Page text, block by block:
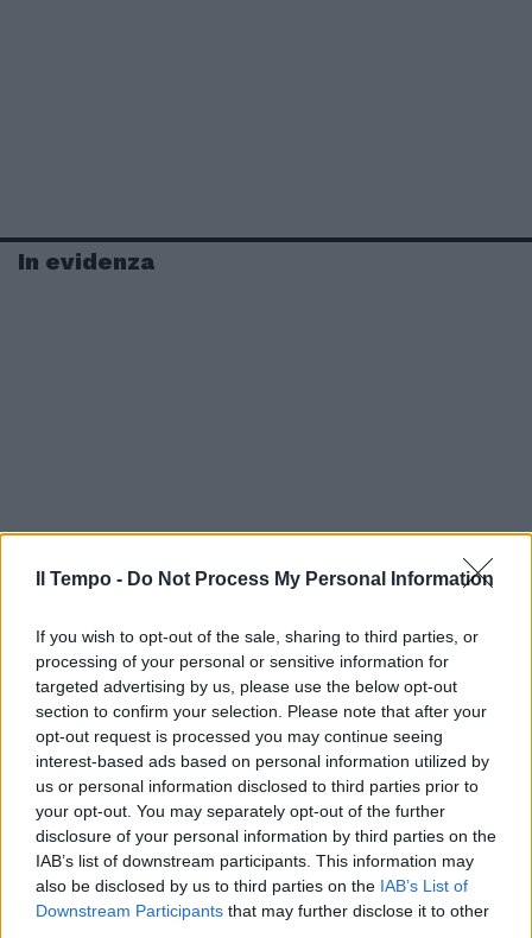
Il Tempo - Do Not Process My Personal Information
If you wish to opt-out of the sale, sharing to third parties, or
processing of your personal or sensitive information for
targeted advertising by us, please use the below opt-out
section to confirm your selection. Please note that after your
opt-out request is processed you may continue seeing
interest-based ads based on personal information utilized by
us or personal information disclosed to third parties prior to
your opt-out. You may separately opt-out of the further
disclosure of your personal information by third parties on the
IAB’s list of downstream participants. This information may
also be disclosed by us to third parties on the IAB’s List of
Downstream Participants that may further disclose it to other
In evidenza